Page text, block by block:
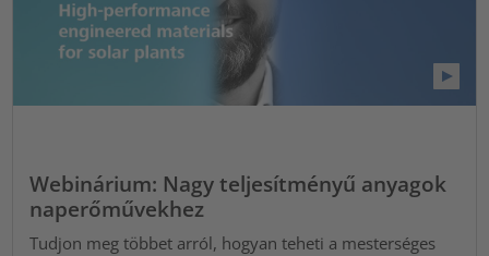
Webinárium: Nagy teljesítményű anyagok
naperőművekhez
Tudjon meg többet arról, hogyan teheti a mesterséges